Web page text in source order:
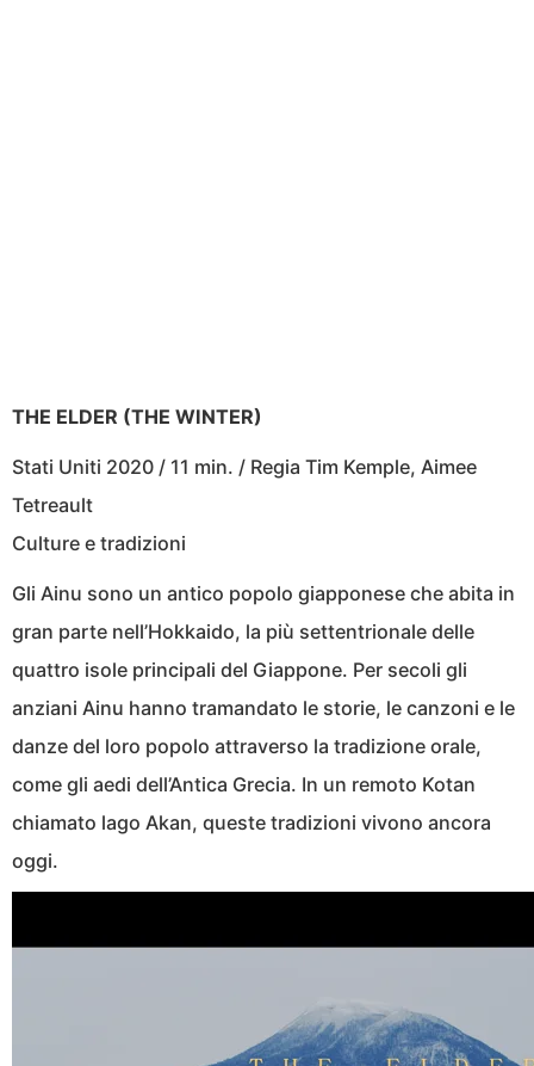
THE ELDER (THE WINTER)
Stati Uniti 2020 / 11 min. / Regia Tim Kemple, Aimee
Tetreault
Culture e tradizioni
Gli Ainu sono un antico popolo giapponese che abita in
gran parte nell’Hokkaido, la più settentrionale delle
quattro isole principali del Giappone. Per secoli gli
anziani Ainu hanno tramandato le storie, le canzoni e le
danze del loro popolo attraverso la tradizione orale,
come gli aedi dell’Antica Grecia. In un remoto Kotan
chiamato lago Akan, queste tradizioni vivono ancora
oggi.